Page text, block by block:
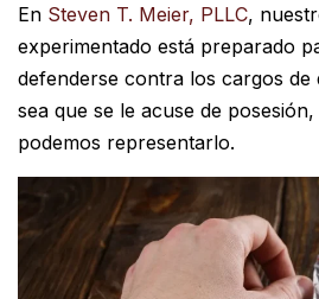
En Steven T. Meier, PLLC,
experimentado está preparado
defenderse contra los cargos de
sea que se le acuse de
podemos representarlo.